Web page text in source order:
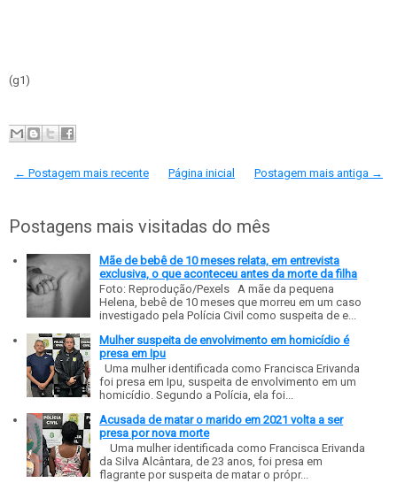
(g1)
← Postagem mais recente Postagem mais antiga →
Página inicial
Postagens mais visitadas do mês
Mãe de bebê de 10 meses relata, em entrevista
exclusiva, o que aconteceu antes da morte da filha
Foto: Reprodução/Pexels A mãe da pequena
Helena, bebê de 10 meses que morreu em um caso
investigado pela Polícia Civil como suspeita de e...
Mulher suspeita de envolvimento em homicídio é
presa em Ipu
Uma mulher identificada como Francisca Erivanda
foi presa em Ipu, suspeita de envolvimento em um
homicídio. Segundo a Polícia, ela foi...
Acusada de matar o marido em 2021 volta a ser
presa por nova morte
Uma mulher identificada como Francisca Erivanda
da Silva Alcântara, de 23 anos, foi presa em
flagrante por suspeita de matar o própr...